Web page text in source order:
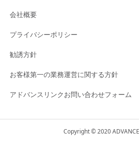
会社概要
プライバシーポリシー
勧誘方針
お客様第一の業務運営に関する方針
アドバンスリンクお問い合わせフォーム
Copyright © 2020